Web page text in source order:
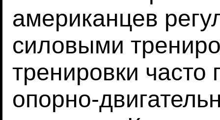
американцев
силовыми
тренировки часто
опорно-